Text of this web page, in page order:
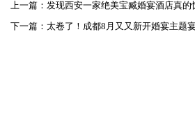
上一篇：发现西安一家绝美宝臧婚宴酒店真的
下一篇：太卷了！成都8月又又新开婚宴主题